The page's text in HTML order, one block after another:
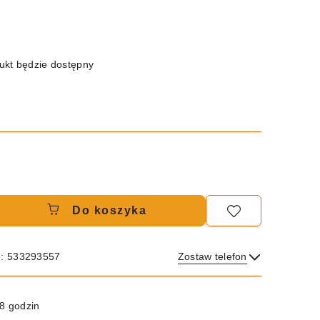
będzie dostępny
Do koszyka
533293557 Zostaw telefon
Wyślij
godzin